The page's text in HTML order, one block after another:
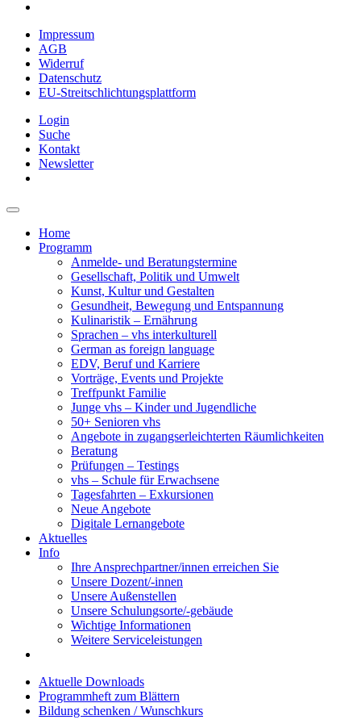
Impressum
AGB
Widerruf
Datenschutz
EU-Streitschlichtungsplattform
Login
Suche
Kontakt
Newsletter
Home
Programm
Anmelde- und Beratungstermine
Gesellschaft, Politik und Umwelt
Kunst, Kultur und Gestalten
Gesundheit, Bewegung und Entspannung
Kulinaristik – Ernährung
Sprachen – vhs interkulturell
German as foreign language
EDV, Beruf und Karriere
Vorträge, Events und Projekte
Treffpunkt Familie
Junge vhs – Kinder und Jugendliche
50+ Senioren vhs
Angebote in zugangserleichterten Räumlichkeiten
Beratung
Prüfungen – Testings
vhs – Schule für Erwachsene
Tagesfahrten – Exkursionen
Neue Angebote
Digitale Lernangebote
Aktuelles
Info
Ihre Ansprechpartner/innen erreichen Sie
Unsere Dozent/-innen
Unsere Außenstellen
Unsere Schulungsorte/-gebäude
Wichtige Informationen
Weitere Serviceleistungen
Aktuelle Downloads
Programmheft zum Blättern
Bildung schenken / Wunschkurs